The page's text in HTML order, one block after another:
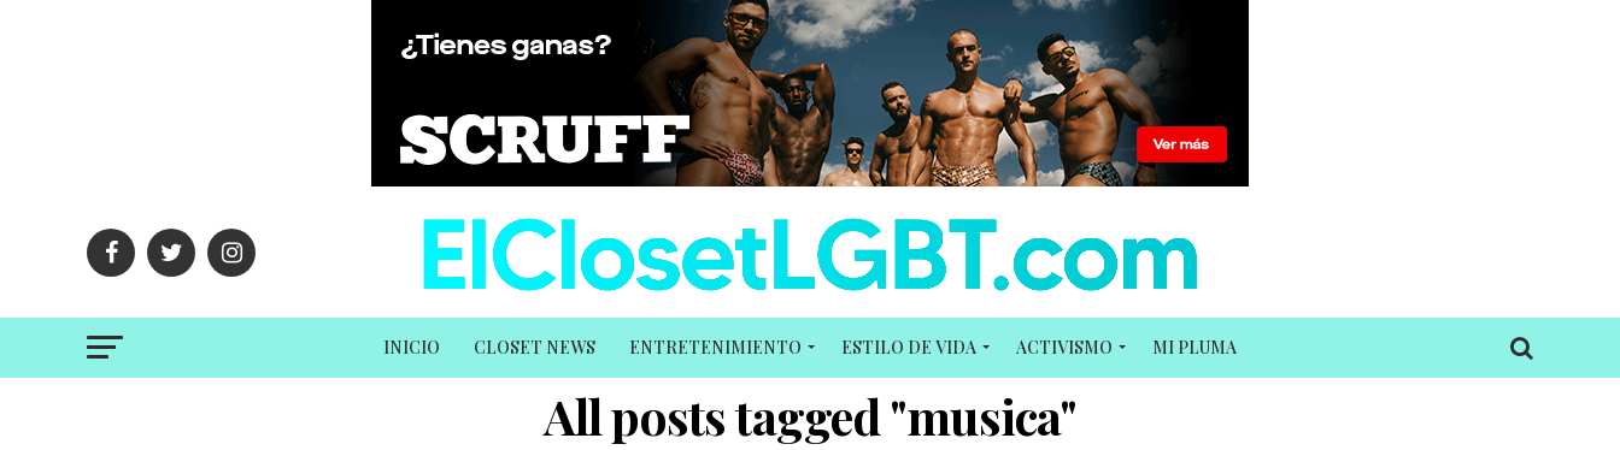
INICIO CLOSET NEWS ENTRETENIMIENTO ESTILO DE VIDA ACTIVISMO MI PLUMA
All posts tagged "musica"